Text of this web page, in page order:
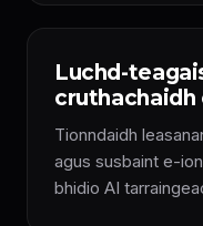
Luchd-
cruthachaidh
Tionndaidh
agus susbaint e-
bhidio AI